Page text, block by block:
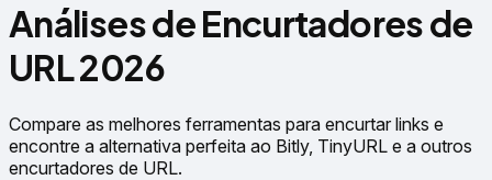
Análises de Encurtadores de
URL 2026
Compare as melhores ferramentas para encurtar links e
encontre a alternativa perfeita ao Bitly, TinyURL e a outros
encurtadores de URL.